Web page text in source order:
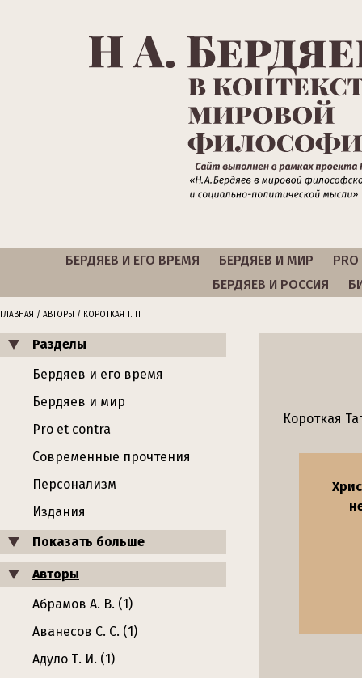
БЕРДЯЕВ И ЕГО ВРЕМЯ БЕРДЯЕВ И МИР
PRO
БЕРДЯЕВ И РОССИЯ
ГЛАВНАЯ / АВТОРЫ / КОРОТКАЯ Т. П.
Разделы
Бердяев и его время
Бердяев и мир
Pro et contra
Современные прочтения
Персонализм
Издания
Показать больше
Авторы
Абрамов А. В. (1)
Аванесов С. С. (1)
Адуло Т. И. (1)
Короткая